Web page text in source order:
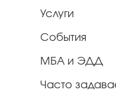
Услуги
События
МБА и ЭДД
Часто